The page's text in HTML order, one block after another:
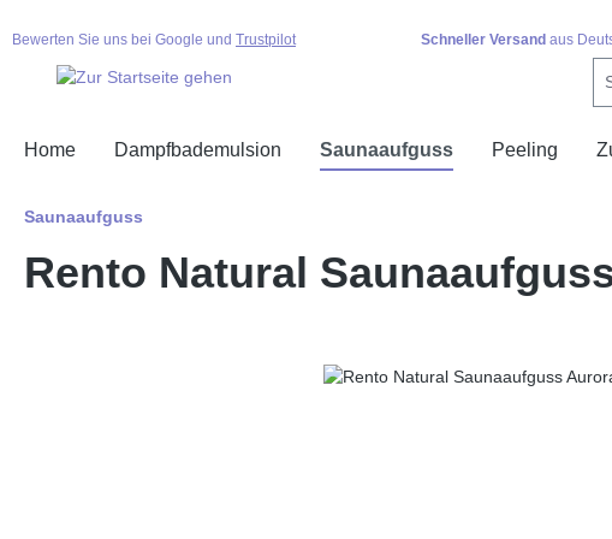
Bewerten Sie uns bei Google und Trustpilot Schneller Versand aus
Home Dampfbademulsion Saunaaufguss Peeling
Saunaaufguss
Rento Natural